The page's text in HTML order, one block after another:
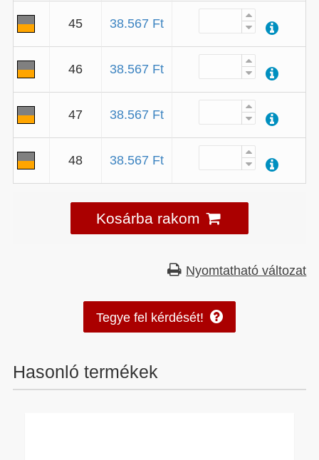
45 38.567 Ft
46 38.567 Ft
47 38.567 Ft
48 38.567 Ft
Kosárba rakom
Nyomtatható változat
Tegye fel kérdését!
Hasonló termékek